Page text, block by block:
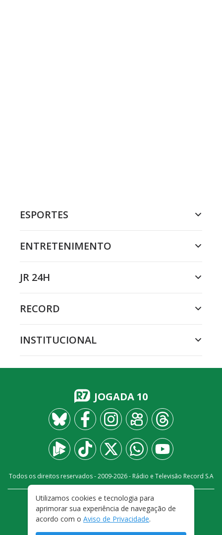
ESPORTES
ENTRETENIMENTO
JR 24H
RECORD
INSTITUCIONAL
JOGADA 10
Todos os direitos reservados - 2009-2026- Rádio e Televisão Record S.A
FALE CONOSCO
PRIVACIDADE
TERMOS E CONDIÇÕES DE USO
Utilizamos cookies e tecnologia para
aprimorar sua experiência de navegação de
acordo com o Aviso de Privacidade.